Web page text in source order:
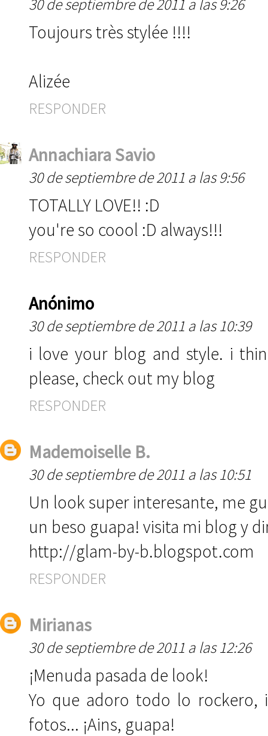
30 de septiembre de 2011 a las 9:26
Toujours très stylée !!!!
Alizée
RESPONDER
Annachiara Savio
30 de septiembre de 2011 a las 9:56
TOTALLY LOVE!! :D
you're so coool :D always!!!
RESPONDER
Anónimo
30 de septiembre de 2011 a las 10:39
i love your blog and style. i
please, check out my blog
RESPONDER
Mademoiselle B.
30 de septiembre de 2011 a las 10:51
Un look super interesante, me
un beso guapa! visita mi blog y
http://glam-by-b.blogspot.com
RESPONDER
Mirianas
30 de septiembre de 2011 a las 12:26
¡Menuda pasada de look!
Yo que adoro todo lo rockero,
fotos... ¡Ains, guapa!